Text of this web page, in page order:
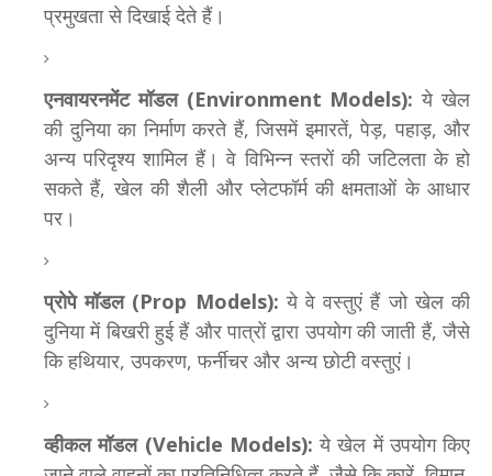
प्रमुखता से दिखाई देते हैं।
एनवायरनमेंट मॉडल (Environment Models): ये खेल
की दुनिया का निर्माण करते हैं, जिसमें इमारतें, पेड़, पहाड़, और
अन्य परिदृश्य शामिल हैं। वे विभिन्न स्तरों की जटिलता के हो
सकते हैं, खेल की शैली और प्लेटफॉर्म की क्षमताओं के आधार
पर।
प्रोपे मॉडल (Prop Models): ये वे वस्तुएं हैं जो खेल की
दुनिया में बिखरी हुई हैं और पात्रों द्वारा उपयोग की जाती हैं, जैसे
कि हथियार, उपकरण, फर्नीचर और अन्य छोटी वस्तुएं।
व्हीकल मॉडल (Vehicle Models): ये खेल में उपयोग किए